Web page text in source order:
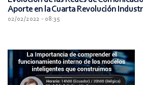
Aporte en la Cuarta Revolución
02/02/2022 - 08:35